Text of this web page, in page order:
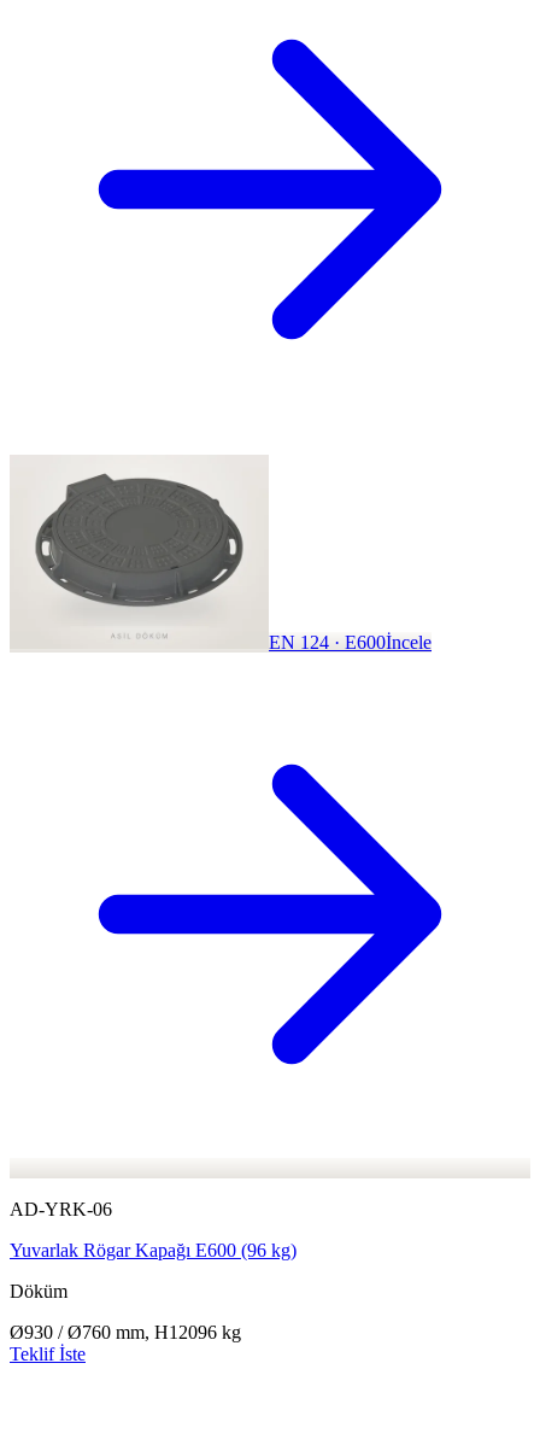
EN 124 · E600İncele
AD-YRK-06
Yuvarlak Rögar Kapağı E600 (96 kg)
Döküm
Ø930 / Ø760 mm, H12096 kg
Teklif İste